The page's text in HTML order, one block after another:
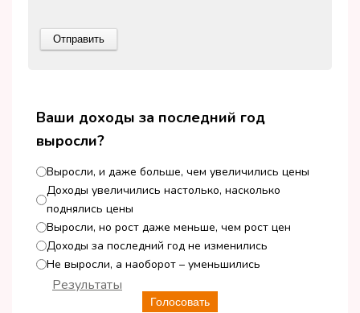
Ваши доходы за последний год
выросли?
Выросли, и даже больше, чем увеличились цены
Доходы увеличились настолько, насколько
поднялись цены
Выросли, но рост даже меньше, чем рост цен
Доходы за последний год не изменились
Не выросли, а наоборот – уменьшились
Голосовать
Результаты